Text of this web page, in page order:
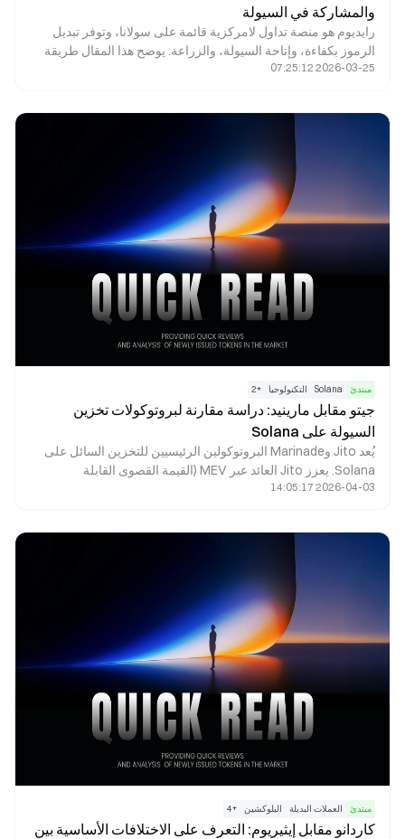
والمشاركة في السيولة
رايديوم هو منصة تداول لامركزية قائمة على سولانا، وتوفر تبديل
الرموز بكفاءة، وإتاحة السيولة، والزراعة. يوضح هذا المقال طريقة
استخدام رايديوم، ويعرض خطوات التداول، ويبرز أبرز الجوانب التي
2026-03-25 07:25:12
مبتدئ Solana التكنولوجيا +
2
جيتو مقابل مارينيد: دراسة مقارنة لبروتوكولات تخزين
السيولة على Solana
يُعد Jito وMarinade البروتوكولين الرئيسيين للتخزين السائل على
Solana. يعزز Jito العائد عبر MEV (القيمة القصوى القابلة
للاستخراج)، ويخدم المستخدمين الذين يبحثون عن عوائد مرتفعة.
2026-04-03 14:05:17
مبتدئ العملات البديلة البلوكشين +
4
كاردانو مقابل إيثيريوم: التعرف على الاختلافات الأساسية بين